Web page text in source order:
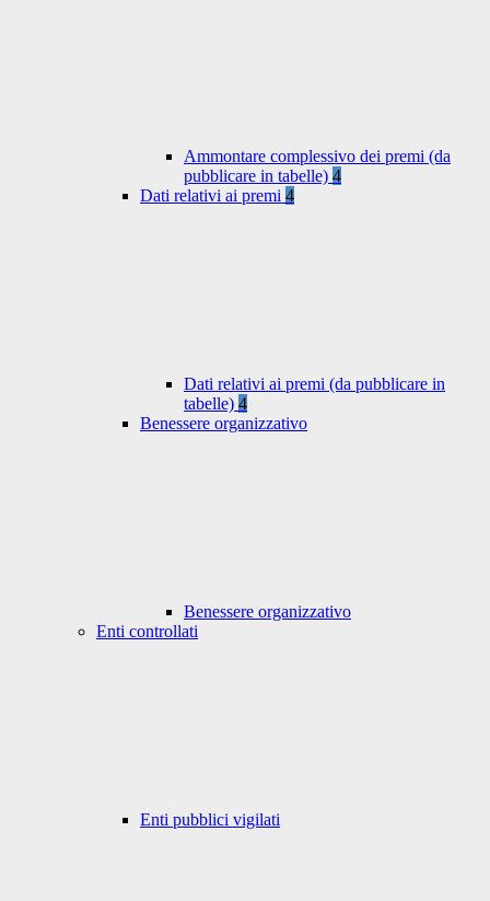
Ammontare complessivo dei premi (da
pubblicare in tabelle) 4
Dati relativi ai premi 4
Dati relativi ai premi (da pubblicare in
tabelle) 4
Benessere organizzativo
Benessere organizzativo
Enti controllati
Enti pubblici vigilati